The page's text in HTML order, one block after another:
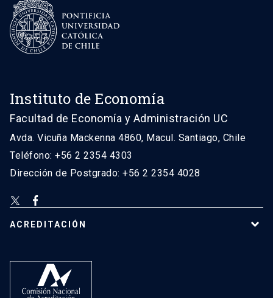
Instituto de Economía
Facultad de Economía y Administración UC
Avda. Vicuña Mackenna 4860, Macul. Santiago, Chile
Teléfono: +56 2 2354 4303
Dirección de Postgrado: +56 2 2354 4028
ACREDITACIÓN